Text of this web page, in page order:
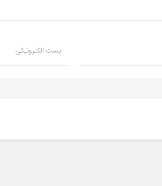
پست الکترونیکی